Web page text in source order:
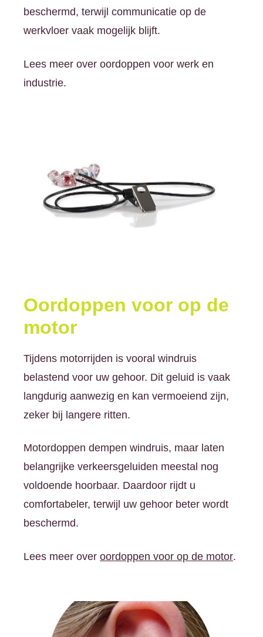
beschermd, terwijl communicatie op de
werkvloer vaak mogelijk blijft.
Lees meer over oordoppen voor werk en
industrie.
Oordoppen voor op de
motor
Tijdens motorrijden is vooral windruis
belastend voor uw gehoor. Dit geluid is vaak
langdurig aanwezig en kan vermoeiend zijn,
zeker bij langere ritten.
Motordoppen dempen windruis, maar laten
belangrijke verkeersgeluiden meestal nog
voldoende hoorbaar. Daardoor rijdt u
comfortabeler, terwijl uw gehoor beter wordt
beschermd.
Lees meer over oordoppen voor op de motor.